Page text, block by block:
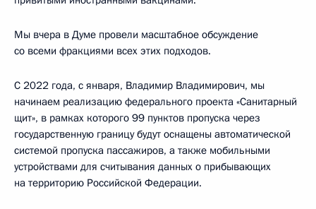
Мы вчера в Думе провели масштабное обсуждение
со всеми фракциями всех этих подходов.
С 2022 года, с января, Владимир Владимирович, мы
начинаем реализацию федерального проекта «Санитарный
щит», в рамках которого 99 пунктов пропуска через
государственную границу будут оснащены автоматической
системой пропуска пассажиров, а также мобильными
устройствами для считывания данных о прибывающих
на территорию Российской Федерации.